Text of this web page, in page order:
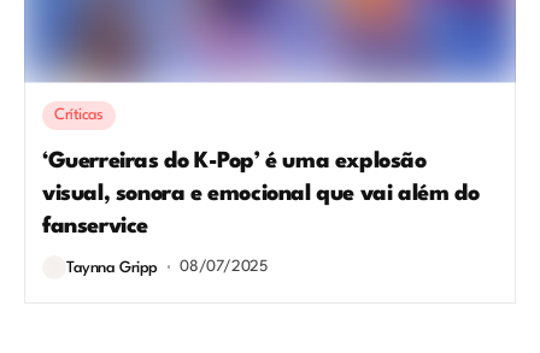
Críticas
‘Guerreiras do K-Pop’ é uma explosão
visual, sonora e emocional que vai além do
fanservice
Taynna Gripp 08/07/2025